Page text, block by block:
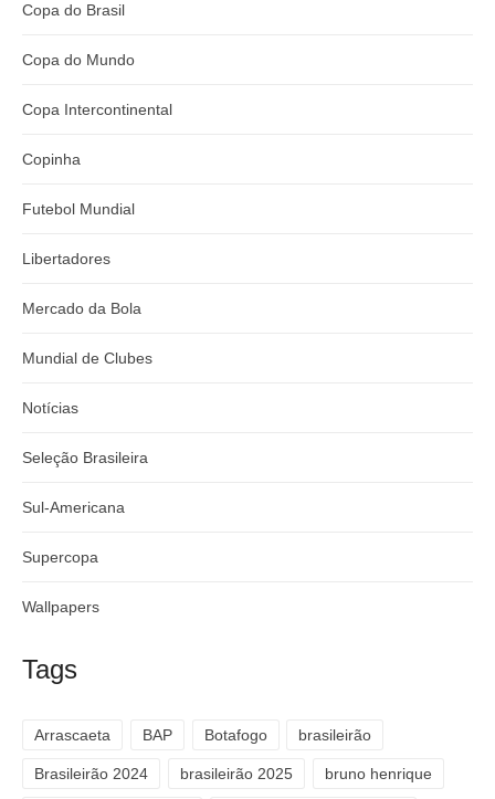
Copa do Brasil
Copa do Mundo
Copa Intercontinental
Copinha
Futebol Mundial
Libertadores
Mercado da Bola
Mundial de Clubes
Notícias
Seleção Brasileira
Sul-Americana
Supercopa
Wallpapers
Tags
Arrascaeta BAP Botafogo brasileirão
Brasileirão 2024 brasileirão 2025 bruno henrique